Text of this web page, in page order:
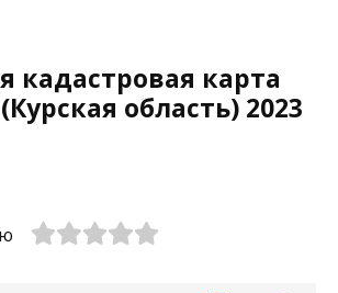
кадастровая карта
область) 2023